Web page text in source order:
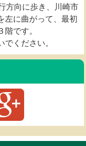
方向に歩き、川崎市
左に曲がって、最初
です。
ください。